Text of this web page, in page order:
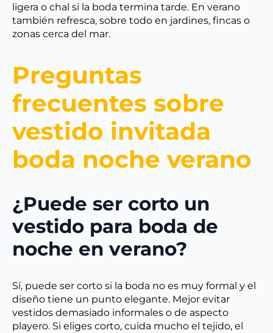
ligera o chal si la boda termina tarde. En verano
también refresca, sobre todo en jardines, fincas o
zonas cerca del mar.
Preguntas
frecuentes sobre
vestido invitada
boda noche verano
¿Puede ser corto un
vestido para boda de
noche en verano?
Sí, puede ser corto si la boda no es muy formal y el
diseño tiene un punto elegante. Mejor evitar
vestidos demasiado informales o de aspecto
playero. Si eliges corto, cuida mucho el tejido, el